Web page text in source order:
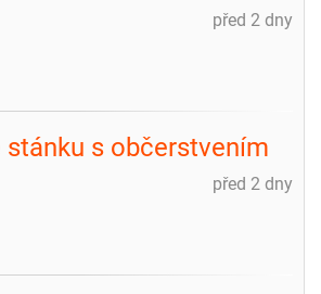
před 2 dny
stánku s občerstvením
před 2 dny